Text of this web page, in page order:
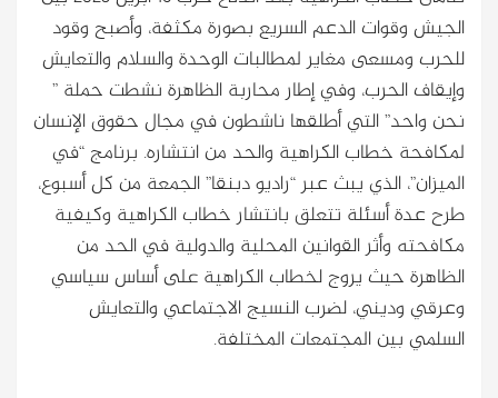
الجيش وقوات الدعم السريع بصورة مكثفة، وأصبح وقود
للحرب ومسعى مغاير لمطالبات الوحدة والسلام والتعايش
وإيقاف الحرب، وفي إطار محاربة الظاهرة نشطت حملة ”
نحن واحد” التي أطلقها ناشطون في مجال حقوق الإنسان
لمكافحة خطاب الكراهية والحد من انتشاره. برنامج “في
الميزان”، الذي يبث عبر “راديو دبنقا” الجمعة من كل أسبوع،
طرح عدة أسئلة تتعلق بانتشار خطاب الكراهية وكيفية
مكافحته وأثر القوانين المحلية والدولية في الحد من
الظاهرة حيث يروج لخطاب الكراهية على أساس سياسي
وعرقي وديني، لضرب النسيج الاجتماعي والتعايش
السلمي بين المجتمعات المختلفة.